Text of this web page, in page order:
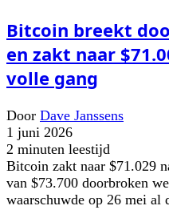
Bitcoin breekt
en zakt naar
volle gang
Door Dave Janssens
1 juni 2026
2 minuten leestijd
Bitcoin zakt naar $71.029
van $73.700 doorbroken
waarschuwde op 26 mei al